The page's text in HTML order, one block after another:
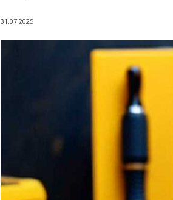
31.07.2025